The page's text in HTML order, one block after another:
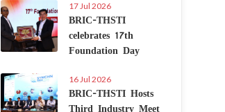
17 Jul 2026
BRIC-THSTI
celebrates 17th
Foundation Day
16 Jul 2026
BRIC-THSTI Hosts
Third Industry Meet